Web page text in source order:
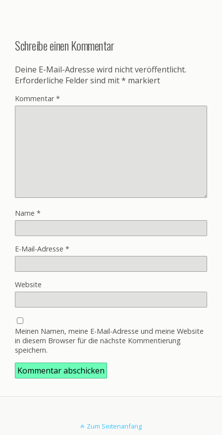
Schreibe einen Kommentar
Deine E-Mail-Adresse wird nicht veröffentlicht.
Erforderliche Felder sind mit* markiert
Kommentar*
Name *
E-Mail-Adresse *
Website
Meinen Namen, meine E-Mail-Adresse und meine Website
in diesem Browser für die nächste Kommentierung
speichern.
Zum Seitenanfang